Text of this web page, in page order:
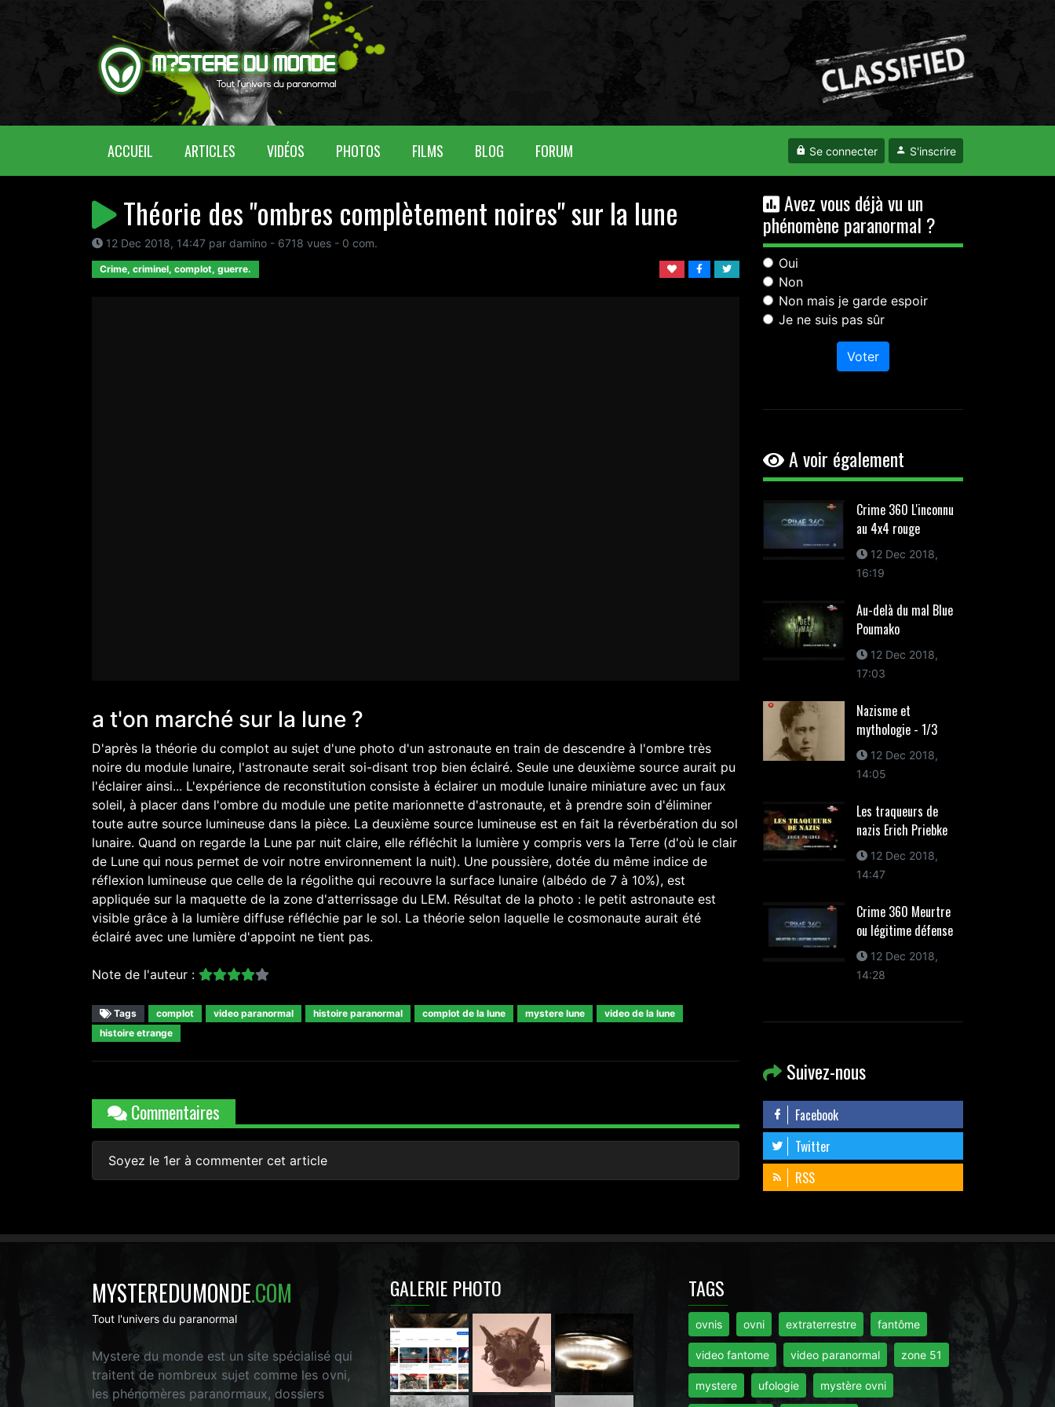
ACCUEIL (CURRENT)ARTICLES VIDÉOS PHOTOS FILMS BLOG FORUM Se connecter S'inscrire
Théorie des "ombres complètement noires" sur la lune
12 Dec 2018, 14:47 par damino - 6718 vues - 0 com.
Crime, criminel, complot, guerre.
a t'on marché sur la lune ?
D'après la théorie du complot au sujet d'une photo d'un astronaute en train de descendre à l'ombre très
noire du module lunaire, l'astronaute serait soi-disant trop bien éclairé. Seule une deuxième source aurait pu
l'éclairer ainsi... L'expérience de reconstitution consiste à éclairer un module lunaire miniature avec un faux
soleil, à placer dans l'ombre du module une petite marionnette d'astronaute, et à prendre soin d'éliminer
toute autre source lumineuse dans la pièce. La deuxième source lumineuse est en fait la réverbération du sol
lunaire. Quand on regarde la Lune par nuit claire, elle réfléchit la lumière y compris vers la Terre (d'où le clair
de Lune qui nous permet de voir notre environnement la nuit). Une poussière, dotée du même indice de
réflexion lumineuse que celle de la régolithe qui recouvre la surface lunaire (albédo de 7 à 10%), est
appliquée sur la maquette de la zone d'atterrissage du LEM. Résultat de la photo : le petit astronaute est
visible grâce à la lumière diffuse réfléchie par le sol. La théorie selon laquelle le cosmonaute aurait été
éclairé avec une lumière d'appoint ne tient pas.
Note de l'auteur :
Tags complot video paranormal histoire paranormal complot de la lune mystere lune
video de la lune
histoire etrange
Commentaires
Soyez le 1er à commenter cet article
Avez vous déjà vu un
phénomène paranormal ?
Oui
Non
Non mais je garde espoir
Je ne suis pas sûr
Voter
A voir également
Crime 360 L'inconnu
au 4x4 rouge
12 Dec 2018,
16:19
Au-delà du mal Blue
Poumako
12 Dec 2018,
17:03
Nazisme et
mythologie - 1/3
12 Dec 2018,
14:05
Les traqueurs de
nazis Erich Priebke
12 Dec 2018,
14:47
Crime 360 Meurtre
ou légitime défense
12 Dec 2018,
14:28
Suivez-nous
Facebook
Twitter
RSS
MYSTEREDUMONDE.COM
Tout l'univers du paranormal
Mystere du monde est un site spécialisé qui
traitent de nombreux sujet comme les ovni,
les phénomères paranormaux, dossiers
GALERIE PHOTO TAGS
ovnis ovni extraterrestre fantôme
video fantome video paranormal zone 51
mystere ufologie mystère ovni